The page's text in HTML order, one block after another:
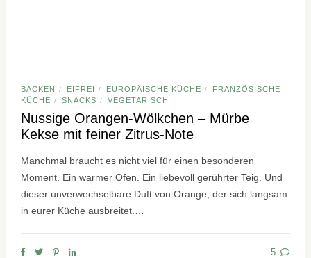
BACKEN / EIFREI / EUROPÄISCHE KÜCHE /
FRANZÖSISCHE
KÜCHE / SNACKS / VEGETARISCH
Nussige Orangen-Wölkchen – Mürbe
Kekse mit feiner Zitrus-Note
Manchmal braucht es nicht viel für einen besonderen
Moment. Ein warmer Ofen. Ein liebevoll gerührter Teig. Und
dieser unverwechselbare Duft von Orange, der sich langsam
in eurer Küche ausbreitet.…
5